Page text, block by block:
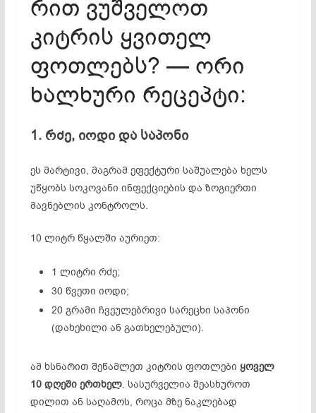
რით ვუშველოთ
კიტრის ყვითელ
ფოთლებს? — ორი
ხალხური რეცეპტი:
1. რძე, იოდი და საპონი
ეს მარტივი, მაგრამ ეფექტური საშუალება ხელს
უწყობს სოკოვანი ინფექციების და ზოგიერთი
მავნებლის კონტროლს.
10 ლიტრ წყალში აურიეთ:
1 ლიტრი რძე;
30 წვეთი იოდი;
20 გრამი ჩვეულებრივი სარეცხი საპონი
(დახეხილი ან გათხელებული).
ამ ხსნარით შეწამლეთ კიტრის ფოთლები ყოველ
10 დღეში ერთხელ. სასურველია შეასხუროთ
დილით ან საღამოს, როცა მზე ნაკლებად